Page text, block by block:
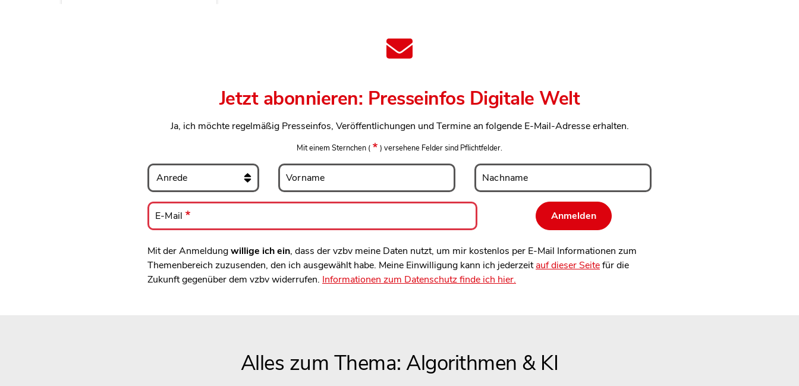
Jetzt abonnieren: Presseinfos Digitale Welt
Ja, ich möchte regelmäßig Presseinfos, Veröffentlichungen und Termine an folgende E-Mail-Adresse erhalten.
Mit einem Sternchen ( ) versehene Felder sind Pflichtfelder.
Anrede Vorname
Vorname
Nachname
Nachname
E-
Mail
E-Mail
Mit der Anmeldungwillige ich ein, dass der vzbv meine Daten nutzt, um mir kostenlos per E-Mail Informationen zum
Themenbereich zuzusenden, den ich ausgewählt habe. Meine Einwilligung kann ich jederzeitauf dieser Seitefür die
Zukunft gegenüber dem vzbv widerrufen. Informationen zum Datenschutz finde ich hier.
Alles zum Thema: Algorithmen & KI